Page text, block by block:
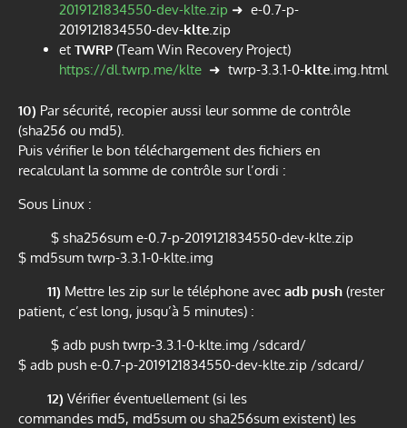
2019121834550-dev-klte.zip ➜ e-0.7-p-
2019121834550-dev-klte.zip
et TWRP (Team Win Recovery Project)
https://dl.twrp.me/klte ➜ twrp-3.3.1-0-klte.img.html
10) Par sécurité, recopier aussi leur somme de contrôle
(sha256 ou md5).
Puis vérifier le bon téléchargement des fichiers en
recalculant la somme de contrôle sur l’ordi :
Sous Linux :
$ sha256sum e-0.7-p-2019121834550-dev-klte.zip
$ md5sum twrp-3.3.1-0-klte.img
11) Mettre les zip sur le téléphone avec adb push (rester
patient, c’est long, jusqu’à 5 minutes) :
$ adb push twrp-3.3.1-0-klte.img /sdcard/
$ adb push e-0.7-p-2019121834550-dev-klte.zip /sdcard/
12) Vérifier éventuellement (si les
commandes md5, md5sum ou sha256sum existent) les